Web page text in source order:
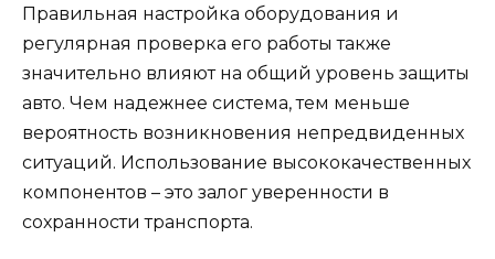
Правильная настройка оборудования и
регулярная проверка его работы также
значительно влияют на общий уровень защиты
авто. Чем надежнее система, тем меньше
вероятность возникновения непредвиденных
ситуаций. Использование высококачественных
компонентов – это залог уверенности в
сохранности транспорта.